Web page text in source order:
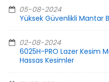
05-08-2024
Yüksek Güvenlikli Mantar
02-08-2024
6025H-PRO Lazer Kesim
Hassas Kesimler